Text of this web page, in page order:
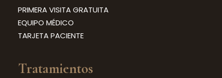
PRIMERA VISITA GRATUITA
EQUIPO MÉDICO
TARJETA PACIENTE
Tratamientos